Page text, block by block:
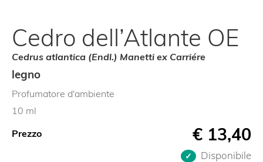
Cedro dell’Atlante OE
Cedrus atlantica (Endl.) Manetti ex Carriére
legno
Profumatore d'ambiente
10 ml
Prezzo
€ 13,40
Disponibile